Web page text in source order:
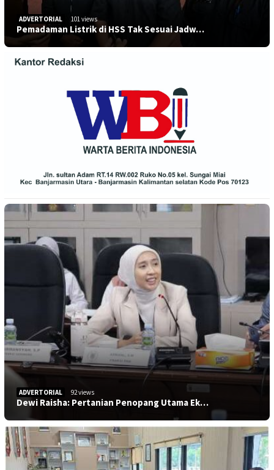
ADVERTORIAL 101 views
Pemadaman Listrik di HSS Tak Sesuai Jadw…
ADVERTORIAL 92 views
Dewi Raisha: Pertanian Penopang Utama Ek…